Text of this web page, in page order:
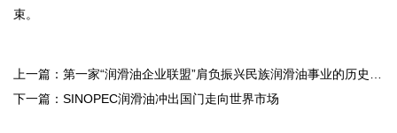
束。
下一篇：SINOPEC润滑油冲出国门走向世界市场